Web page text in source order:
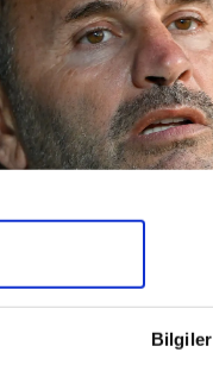
Bilgiler